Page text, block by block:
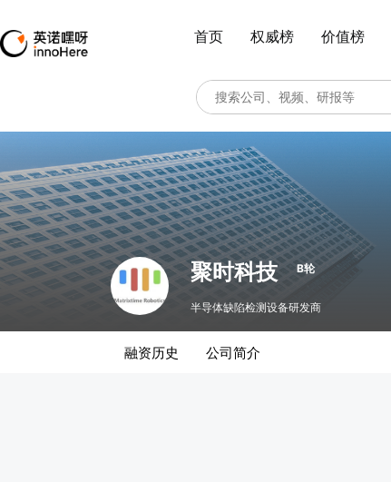
首页 权威榜 价值榜
聚时科技 B轮
半导体缺陷检测设备研发商
融资历史 公司简介